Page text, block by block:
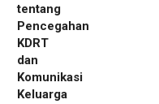
tentang
Pencegahan
KDRT
dan
Komunikasi
Keluarga